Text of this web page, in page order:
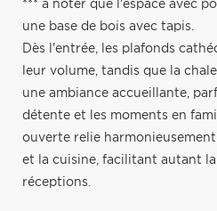
*** a noter que l'espace avec
une base de bois avec tapis.
Dès l'entrée, les plafonds
leur volume, tandis que la
une ambiance accueillante,
détente et les moments en
ouverte relie
et la cuisine, facilitant autant
réceptions.